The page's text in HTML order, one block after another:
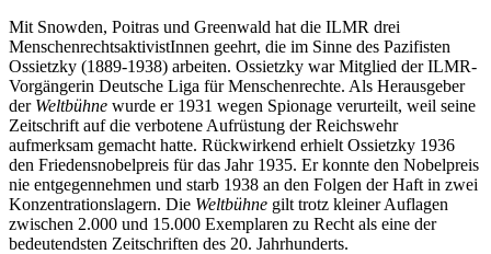
Mit Snowden, Poitras und Greenwald hat die ILMR drei
MenschenrechtsaktivistInnen geehrt, die im Sinne des Pazifisten
Ossietzky (1889-1938) arbeiten. Ossietzky war Mitglied der ILMR-
Vorgängerin Deutsche Liga für Menschenrechte. Als Herausgeber
der Weltbühne wurde er 1931 wegen Spionage verurteilt, weil seine
Zeitschrift auf die verbotene Aufrüstung der Reichswehr
aufmerksam gemacht hatte. Rückwirkend erhielt Ossietzky 1936
den Friedensnobelpreis für das Jahr 1935. Er konnte den Nobelpreis
nie entgegennehmen und starb 1938 an den Folgen der Haft in zwei
Konzentrationslagern. Die Weltbühne gilt trotz kleiner Auflagen
zwischen 2.000 und 15.000 Exemplaren zu Recht als eine der
bedeutendsten Zeitschriften des 20. Jahrhunderts.